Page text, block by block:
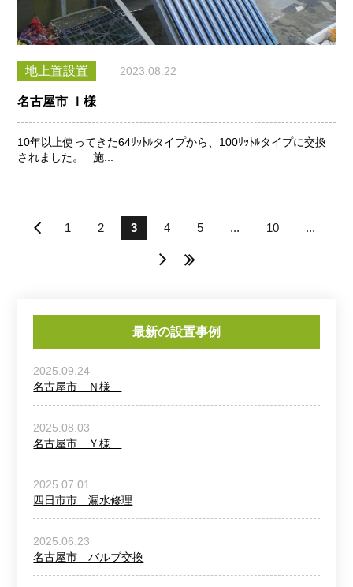
地上置設置 2023.08.22
名古屋市 Ｉ様
10年以上使ってきた64ﾘｯﾄﾙタイプから、100ﾘｯﾄﾙタイプに交換
されました。 施...
« 1 2 3 4 5 ... 10 ...
» »
最新の設置事例
2025.09.24
名古屋市 Ｎ様
2025.08.03
名古屋市 Ｙ様
2025.07.01
四日市市 漏水修理
2025.06.23
名古屋市 バルブ交換